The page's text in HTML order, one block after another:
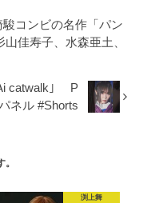
コンビの名作「パン
佳寿子、水森亜土、
catwalk｣ P
ネル #Shorts
渕上舞